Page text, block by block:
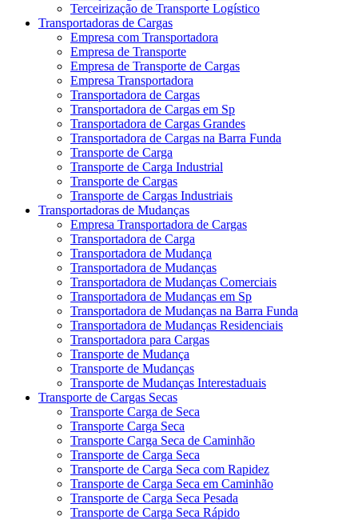
Terceirização de Transporte Logístico
Transportadoras de Cargas
Empresa com Transportadora
Empresa de Transporte
Empresa de Transporte de Cargas
Empresa Transportadora
Transportadora de Cargas
Transportadora de Cargas em Sp
Transportadora de Cargas Grandes
Transportadora de Cargas na Barra Funda
Transporte de Carga
Transporte de Carga Industrial
Transporte de Cargas
Transporte de Cargas Industriais
Transportadoras de Mudanças
Empresa Transportadora de Cargas
Transportadora de Carga
Transportadora de Mudança
Transportadora de Mudanças
Transportadora de Mudanças Comerciais
Transportadora de Mudanças em Sp
Transportadora de Mudanças na Barra Funda
Transportadora de Mudanças Residenciais
Transportadora para Cargas
Transporte de Mudança
Transporte de Mudanças
Transporte de Mudanças Interestaduais
Transporte de Cargas Secas
Transporte Carga de Seca
Transporte Carga Seca
Transporte Carga Seca de Caminhão
Transporte de Carga Seca
Transporte de Carga Seca com Rapidez
Transporte de Carga Seca em Caminhão
Transporte de Carga Seca Pesada
Transporte de Carga Seca Rápido